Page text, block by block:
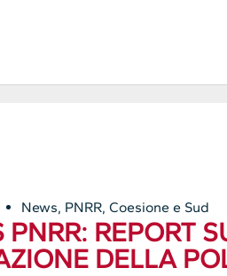
News, PNRR, Coesione e Sud
PNRR: REPORT
DELLA